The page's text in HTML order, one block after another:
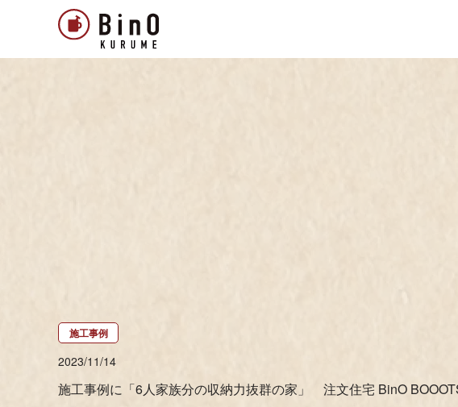
施工事例
2023/11/14
施工事例に「6人家族分の収納力抜群の家」 注文住宅 BinO